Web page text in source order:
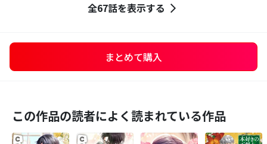
全67話を表示する
まとめて購入
この作品の読者によく読まれている作品